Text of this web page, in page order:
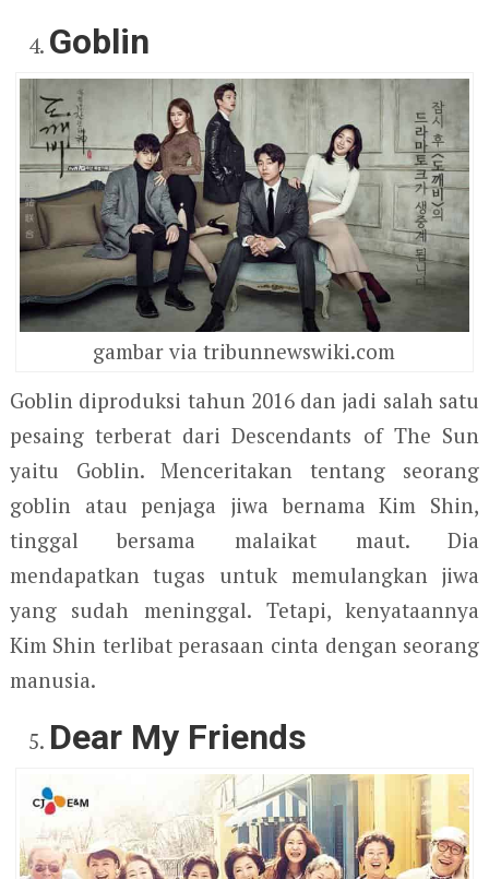
Goblin
gambar via tribunnewswiki.com
Goblin diproduksi tahun 2016 dan jadi salah satu
pesaing terberat dari Descendants of The Sun
yaitu Goblin. Menceritakan tentang seorang
goblin atau penjaga jiwa bernama Kim Shin,
tinggal bersama malaikat maut. Dia
mendapatkan tugas untuk memulangkan jiwa
yang sudah meninggal. Tetapi, kenyataannya
Kim Shin terlibat perasaan cinta dengan seorang
manusia.
Dear My Friends